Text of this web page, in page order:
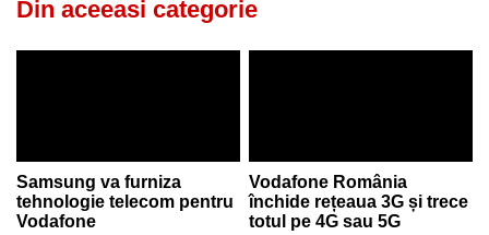
Din aceeasi categorie
Samsung va furniza
tehnologie telecom pentru
Vodafone
Vodafone România
închide rețeaua 3G și trece
totul pe 4G sau 5G